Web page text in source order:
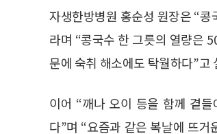
자생한방병원 홍순성 원장은 “
라며 “콩국수 한 그릇의 열량은
문에 숙취 해소에도 탁월하다”고
이어 “깨나 오이 등을 함께 곁
다”며 “요즘과 같은 복날에 뜨